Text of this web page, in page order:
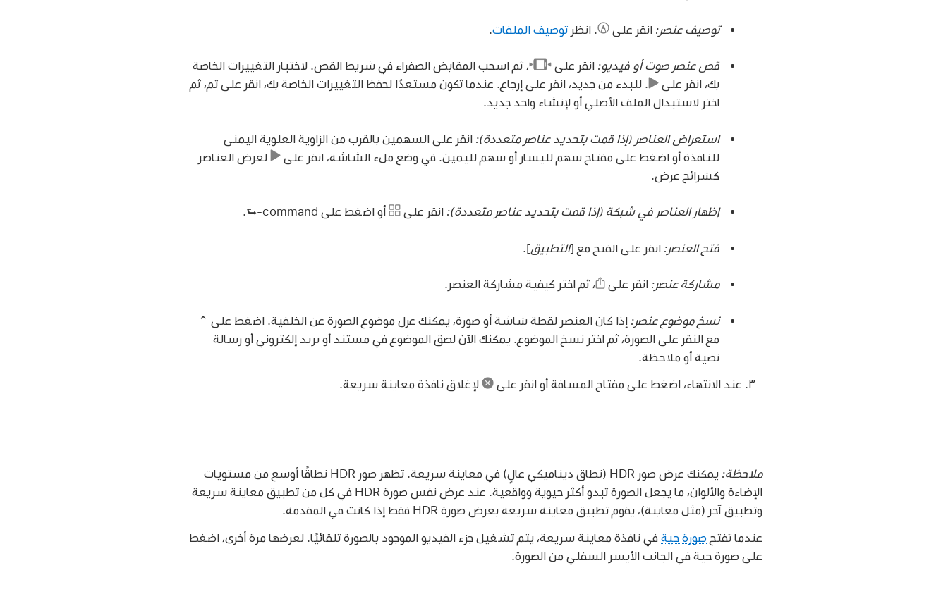
توصيف عنصر: انقر على . انظر توصيف الملفات.
قص عنصر صوت أو فيديو: انقر على ،ثم اسحب المقابض الصفراء في شريط القص. لاختبار التغييرات الخاصة
بك، انقر على
.للبدء من جديد، انقر على إرجاع. عندما تكون مستعدًا لحفظ التغييرات الخاصة بك، انقر على تم، ثم
اختر لاستبدال الملف الأصلي أو لإنشاء واحد جديد.
استعراض العناصر (إذا قمت بتحديد عناصر متعددة): انقر على السهمين بالقرب من الزاوية العلوية اليمنى
للنافذة أو اضغط على مفتاح سهم لليسار أو سهم لليمين. في وضع ملء الشاشة، انقر على
لعرض العناصر
كشرائح عرض.
إظهار العناصر في شبكة (إذا قمت بتحديد عناصر متعددة): انقر على أو اضغط على command-⮑.
فتح العنصر: انقر على الفتح مع [التطبيق].
مشاركة عنصر: انقر على ، ثم اختر كيفية مشاركة العنصر.
نسخ موضوع عنصر: إذا كان العنصر لقطة شاشة أو صورة، يمكنك عزل موضوع الصورة عن الخلفية. اضغط على ⌃
مع النقر على الصورة، ثم اختر نسخ الموضوع. يمكنك الآن لصق الموضوع في مستند أو بريد إلكتروني أو رسالة
نصية أو ملاحظة.
عند الانتهاء، اضغط على مفتاح المسافة أو انقر على لإغلاق نافذة معاينة سريعة.
ملاحظة:
يمكنك عرض صور HDR (نطاق ديناميكي عالٍ) في معاينة سريعة. تظهر صور HDR نطاقًا أوسع من مستويات
الإضاءة والألوان، ما يجعل الصورة تبدو أكثر حيوية وواقعية. عند عرض نفس صورة HDR في كل من تطبيق معاينة سريعة
وتطبيق آخر (مثل معاينة)، يقوم تطبيق معاينة سريعة بعرض صورة HDR فقط إذا كانت في المقدمة.
عندما تفتح صورة حية في نافذة معاينة سريعة، يتم تشغيل جزء الفيديو الموجود بالصورة تلقائيًا. لعرضها مرة أخرى، اضغط
على صورة حية في الجانب الأيسر السفلي من الصورة.